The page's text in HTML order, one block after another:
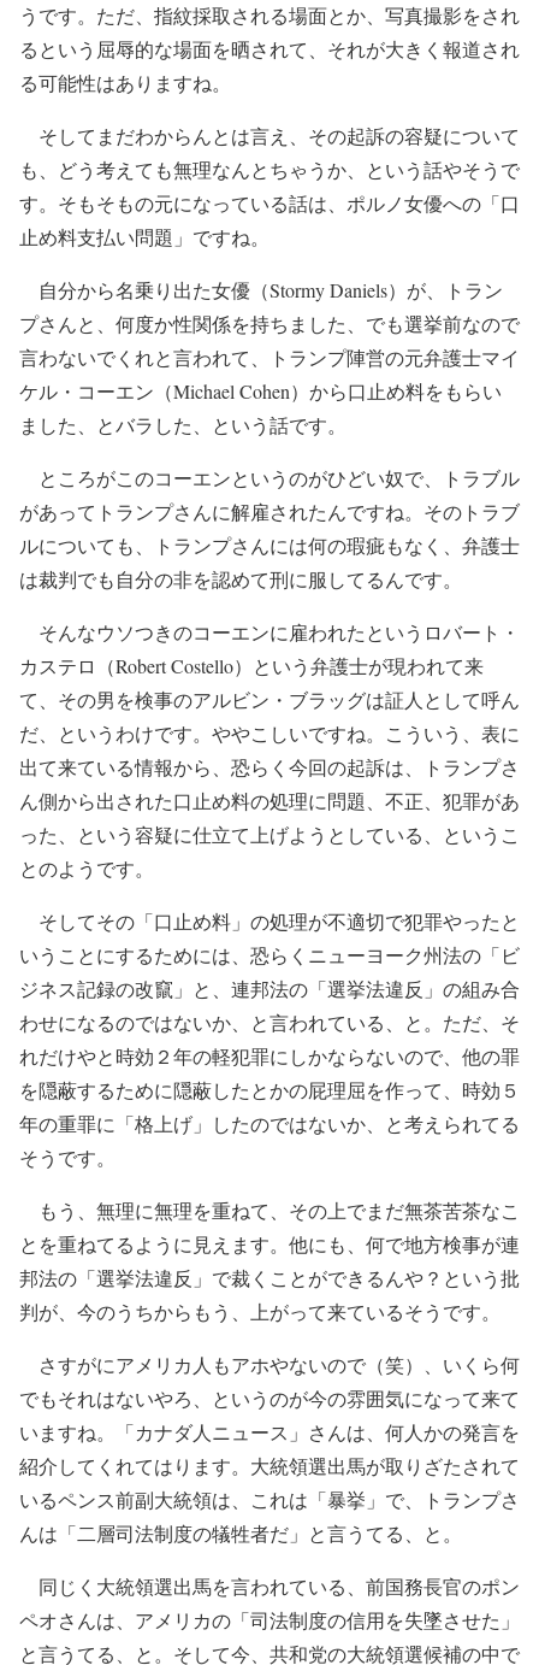
うです。ただ、指紋採取される場面とか、写真撮影をされ
るという屈辱的な場面を晒されて、それが大きく報道され
る可能性はありますね。
そしてまだわからんとは言え、その起訴の容疑について
も、どう考えても無理なんとちゃうか、という話やそうで
す。そもそもの元になっている話は、ポルノ女優への「口
止め料支払い問題」ですね。
自分から名乗り出た女優（Stormy Daniels）が、トラン
プさんと、何度か性関係を持ちました、でも選挙前なので
言わないでくれと言われて、トランプ陣営の元弁護士マイ
ケル・コーエン（Michael Cohen）から口止め料をもらい
ました、とバラした、という話です。
ところがこのコーエンというのがひどい奴で、トラブル
があってトランプさんに解雇されたんですね。そのトラブ
ルについても、トランプさんには何の瑕疵もなく、弁護士
は裁判でも自分の非を認めて刑に服してるんです。
そんなウソつきのコーエンに雇われたというロバート・
カステロ（Robert Costello）という弁護士が現われて来
て、その男を検事のアルビン・ブラッグは証人として呼ん
だ、というわけです。ややこしいですね。こういう、表に
出て来ている情報から、恐らく今回の起訴は、トランプさ
ん側から出された口止め料の処理に問題、不正、犯罪があ
った、という容疑に仕立て上げようとしている、というこ
とのようです。
そしてその「口止め料」の処理が不適切で犯罪やったと
いうことにするためには、恐らくニューヨーク州法の「ビ
ジネス記録の改竄」と、連邦法の「選挙法違反」の組み合
わせになるのではないか、と言われている、と。ただ、そ
れだけやと時効２年の軽犯罪にしかならないので、他の罪
を隠蔽するために隠蔽したとかの屁理屈を作って、時効５
年の重罪に「格上げ」したのではないか、と考えられてる
そうです。
もう、無理に無理を重ねて、その上でまだ無茶苦茶なこ
とを重ねてるように見えます。他にも、何で地方検事が連
邦法の「選挙法違反」で裁くことができるんや？という批
判が、今のうちからもう、上がって来ているそうです。
さすがにアメリカ人もアホやないので（笑）、いくら何
でもそれはないやろ、というのが今の雰囲気になって来て
いますね。「カナダ人ニュース」さんは、何人かの発言を
紹介してくれてはります。大統領選出馬が取りざたされて
いるペンス前副大統領は、これは「暴挙」で、トランプさ
んは「二層司法制度の犠牲者だ」と言うてる、と。
同じく大統領選出馬を言われている、前国務長官のポン
ペオさんは、アメリカの「司法制度の信用を失墜させた」
と言うてる、と。そして今、共和党の大統領選候補の中で